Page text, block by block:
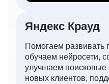
Яндекс Крауд
Помогаем развивать
обучаем нейросети,
улучшаем поисковые
новых клиентов,